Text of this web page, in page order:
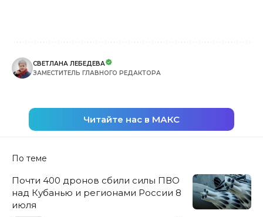
СВЕТЛАНА ЛЕБЕДЕВА
ЗАМЕСТИТЕЛЬ ГЛАВНОГО РЕДАКТОРА
Читайте нас в МАКС
По теме
Почти 400 дронов сбили силы ПВО
над Кубанью и регионами России 8
июля